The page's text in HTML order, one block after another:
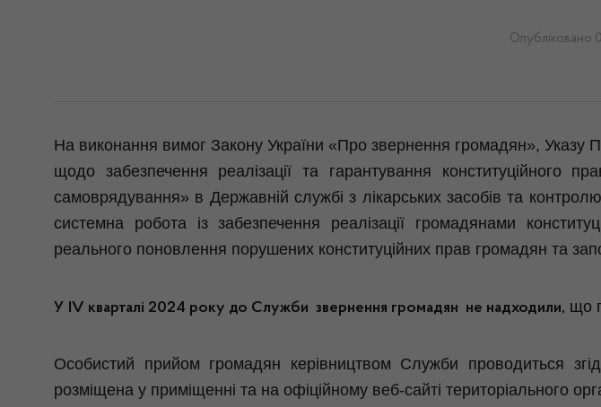
Опубліковано
На виконання вимог Закону України «Про звернення громадян»,
щодо забезпечення реалізації та гарантування конституційного
самоврядування» в Державній службі з лікарських засобів та
системна робота із забезпечення реалізації громадянами
реального поновлення порушених конституційних прав громадян та
У ІV кварталі 2024 року до Служби звернення громадян не надходили, що
Особистий прийом громадян керівництвом Служби проводиться
розміщена у приміщенні та на офіційному веб-сайті територіального